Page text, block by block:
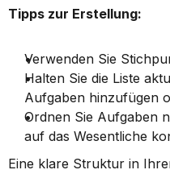
Tipps zur Erstellung:
Verwenden Sie
Halten Sie die Liste
Aufgaben hinzufügen
Ordnen Sie Aufgaben
auf das Wesentliche
Eine klare Struktur in